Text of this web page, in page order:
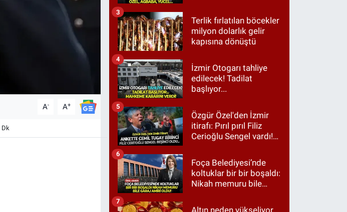
A- A+
Dk
Terlik fırlatılan böcekler
milyon dolarlık gelir
kapısına dönüştü
3
İzmir Otogarı tahliye
edilecek! Tadilat
başlıyor...
4
Özgür Özel'den İzmir
itirafı: Pırıl pırıl Filiz
Cerioğlu Sengel vardı!
Tugay birinci çıktı
5
Foça Belediyesi’nde
koltuklar bir bir boşaldı:
Nikah memuru bile
6
7